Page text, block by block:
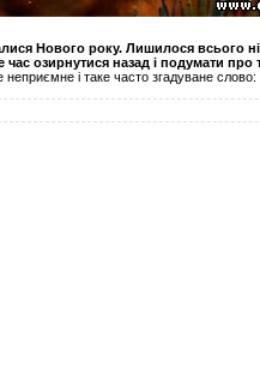
Нового року. Лишилося всього
озирнутися назад і подумати
і таке часто згадуване